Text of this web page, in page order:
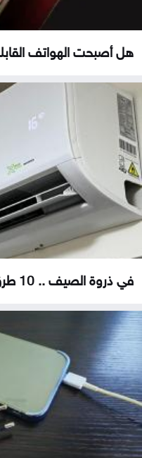
هل أصبحت الهواتف
في ذروة الصيف .. 10 طرق لتخفيض فاتورة...